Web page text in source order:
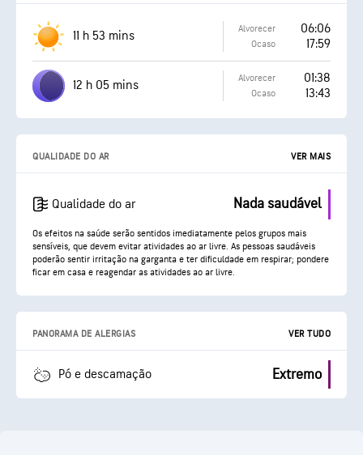
11 h 53 mins Alvorecer 06:06
Ocaso 17:59
12 h 05 mins Alvorecer 01:38
Ocaso 13:43
QUALIDADE DO AR VER MAIS
Qualidade do ar Nada saudável
Os efeitos na saúde serão sentidos imediatamente pelos grupos mais
sensíveis, que devem evitar atividades ao ar livre. As pessoas saudáveis
poderão sentir irritação na garganta e ter dificuldade em respirar; pondere
ficar em casa e reagendar as atividades ao ar livre.
PANORAMA DE ALERGIAS VER TUDO
Pó e descamação Extremo